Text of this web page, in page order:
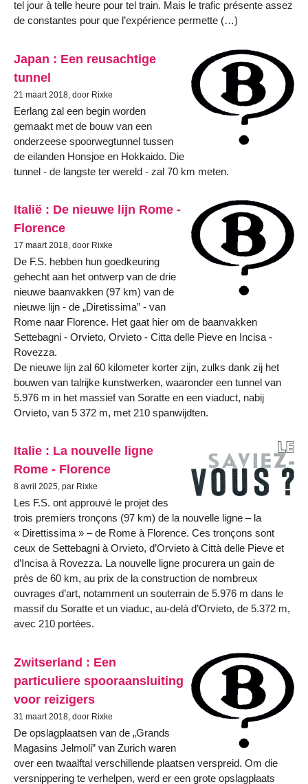
tel jour à telle heure pour tel train. Mais le trafic présente assez
de constantes pour que l’expérience permette (…)
Japan : Een reusachtige
tunnel
21 maart 2018, door Rixke
Eerlang zal een begin worden
gemaakt met de bouw van een
onderzeese spoorwegtunnel tussen
de eilanden Honsjoe en Hokkaido. Die
tunnel - de langste ter wereld - zal 70 km meten.
Italië : De nieuwe lijn Rome -
Florence
17 maart 2018, door Rixke
De F.S. hebben hun goedkeuring
gehecht aan het ontwerp van de drie
nieuwe baanvakken (97 km) van de
nieuwe lijn - de „Diretissima” - van
Rome naar Florence. Het gaat hier om de baanvakken
Settebagni - Orvieto, Orvieto - Citta delle Pieve en Incisa -
Rovezza.
De nieuwe lijn zal 60 kilometer korter zijn, zulks dank zij het
bouwen van talrijke kunstwerken, waaronder een tunnel van
5.976 m in het massief van Soratte en een viaduct, nabij
Orvieto, van 5 372 m, met 210 spanwijdten.
Italie : La nouvelle ligne
Rome - Florence
8 avril 2025, par Rixke
Les F.S. ont approuvé le projet des
trois premiers tronçons (97 km) de la nouvelle ligne – la
« Direttissima » – de Rome à Florence. Ces tronçons sont
ceux de Settebagni à Orvieto, d’Orvieto à Città delle Pieve et
d’Incisa à Rovezza. La nouvelle ligne procurera un gain de
près de 60 km, au prix de la construction de nombreux
ouvrages d’art, notamment un souterrain de 5.976 m dans le
massif du Soratte et un viaduc, au-delà d’Orvieto, de 5.372 m,
avec 210 portées.
Zwitserland : Een
particuliere spooraansluiting
voor reizigers
31 maart 2018, door Rixke
De opslagplaatsen van de „Grands
Magasins Jelmoli” van Zurich waren
over een twaalftal verschillende plaatsen verspreid. Om die
versnippering te verhelpen, werd er een grote opslagplaats